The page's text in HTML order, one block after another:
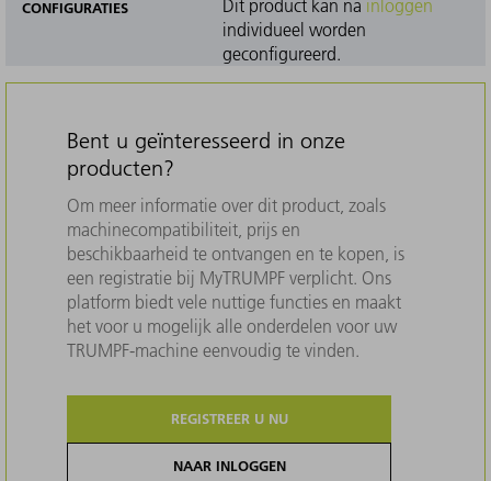
CONFIGURATIES Dit product kan na inloggen
individueel worden
geconfigureerd.
Bent u geïnteresseerd in onze
producten?
Om meer informatie over dit product, zoals
machinecompatibiliteit, prijs en
beschikbaarheid te ontvangen en te kopen, is
een registratie bij MyTRUMPF verplicht. Ons
platform biedt vele nuttige functies en maakt
het voor u mogelijk alle onderdelen voor uw
TRUMPF-machine eenvoudig te vinden.
REGISTREER U NU
NAAR INLOGGEN